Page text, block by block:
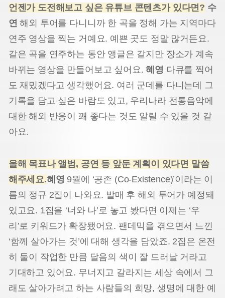
언젠가 도전해보고 싶은 유튜브 콘텐츠가 있다면? 수
연 해외 투어를 다니니까 한 곡을 정해 가는 지역마다
연주 영상을 찍는 거예요. 예쁜 곳도 정말 많거든요.
같은 곡을 연주하는 동안 앵글은 같지만 장소가 계속
바뀌는 영상을 만들어보고 싶어요. 혜영 다큐를 찍어
도 재밌겠다고 생각했어요. 여러 군데를 다니는데 그
기록을 담고 싶은 바람도 있고, 우리나라 전통음악에
대한 해외 반응이 꽤 좋다는 것도 알릴 수 있을 것 같
아요.
올해 목표나 앨범, 공연 등 앞둔 계획이 있다면 말씀
해주세요.혜영 9월에 ‘공존 (Co-Existence)’이라는 이
름의 정규 2집이 나와요. 발매 후 해외 투어가 예정돼
있고요. 1집을 ‘너와 나’로 놓고 봤다면 이제는 ‘우
리’로 키워드가 확장됐어요. 팬데믹을 겪으면서 느낀
‘함께 살아가는 것’에 대해 생각을 담았죠. 2집은 온전
히 둘이 작업한 만큼 달음의 색이 잘 드러날 거라고
기대하고 있어요. 무너지고 갈라지는 세상 속에서 그
래도 살아가려고 하는 사람들의 희망, 생명에 대한 예